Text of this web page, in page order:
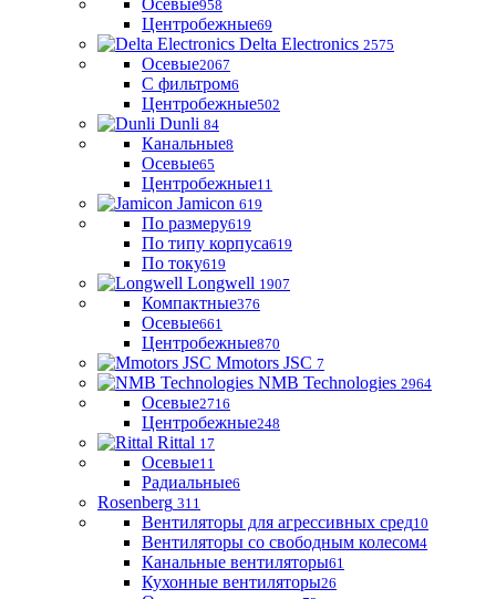
Осевые958
Центробежные69
Delta Electronics 2575
Осевые2067
С фильтром6
Центробежные502
Dunli 84
Канальные8
Осевые65
Центробежные11
Jamicon 619
По размеру619
По типу корпуса619
По току619
Longwell 1907
Компактные376
Осевые661
Центробежные870
Mmotors JSC 7
NMB Technologies 2964
Осевые2716
Центробежные248
Rittal 17
Осевые11
Радиальные6
Rosenberg 311
Вентиляторы для агрессивных сред10
Вентиляторы со свободным колесом4
Канальные вентиляторы61
Кухонные вентиляторы26